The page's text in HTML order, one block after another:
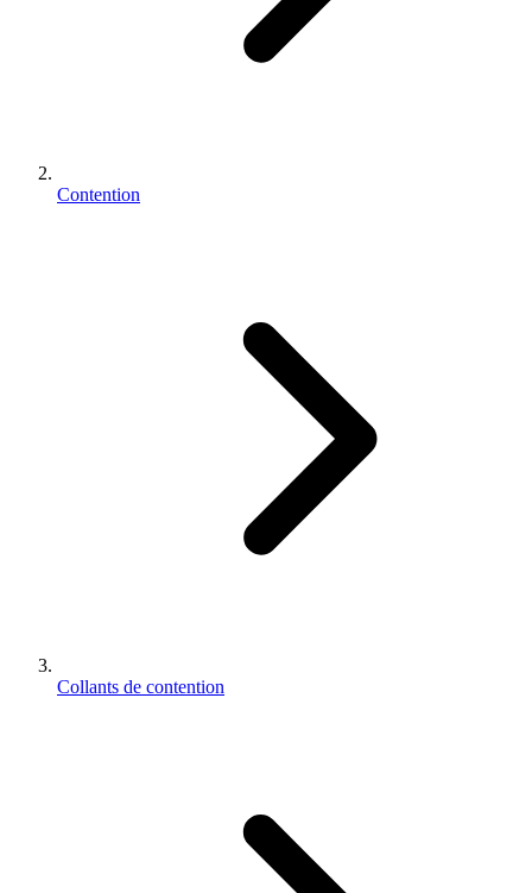
Contention
Collants de contention